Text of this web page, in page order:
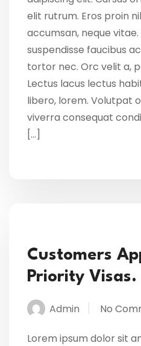
elit rutrum. Eros proin
accumsan, neque
suspendisse faucibus
tortor nec. Orc velit a,
Lectus lacus lectus
libero, lorem. Volutpat
viverra consequat
[…]
Customers
Priority Visas.
Admin No
Lorem ipsum dolor sit